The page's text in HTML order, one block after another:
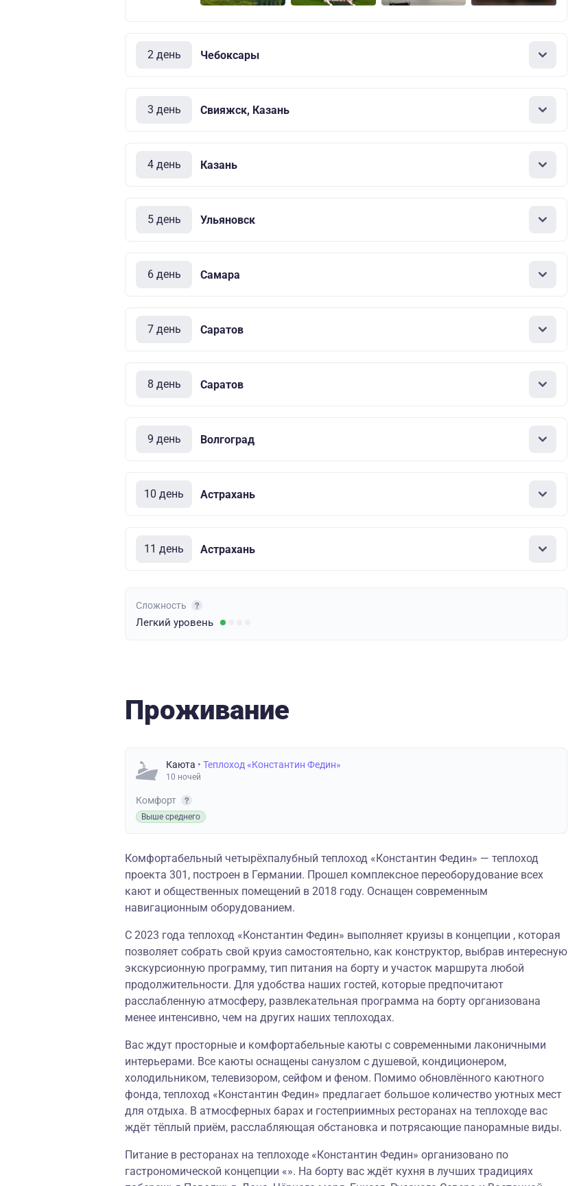
2 день Чебоксары
3 день Свияжск, Казань
4 день Казань
5 день Ульяновск
6 день Самара
7 день Саратов
8 день Саратов
9 день Волгоград
10 день Астрахань
11 день Астрахань
Сложность
Легкий уровень
Проживание
Каюта • Теплоход «Константин Федин»
10 ночей
Комфорт
Выше среднего
Комфортабельный четырёхпалубный теплоход «Константин Федин» — теплоход
проекта 301, построен в Германии. Прошел комплексное переоборудование всех
кают и общественных помещений в 2018 году. Оснащен современным
навигационным оборудованием.
С 2023 года теплоход «Константин Федин» выполняет круизы в концепции , которая
позволяет собрать свой круиз самостоятельно, как конструктор, выбрав интересную
экскурсионную программу, тип питания на борту и участок маршрута любой
продолжительности. Для удобства наших гостей, которые предпочитают
расслабленную атмосферу, развлекательная программа на борту организована
менее интенсивно, чем на других наших теплоходах.
Вас ждут просторные и комфортабельные каюты с современными лаконичными
интерьерами. Все каюты оснащены санузлом с душевой, кондиционером,
холодильником, телевизором, сейфом и феном. Помимо обновлённого каютного
фонда, теплоход «Константин Федин» предлагает большое количество уютных мест
для отдыха. В атмосферных барах и гостеприимных ресторанах на теплоходе вас
ждёт тёплый приём, расслабляющая обстановка и потрясающие панорамные виды.
Питание в ресторанах на теплоходе «Константин Федин» организовано по
гастрономической концепции «». На борту вас ждёт кухня в лучших традициях